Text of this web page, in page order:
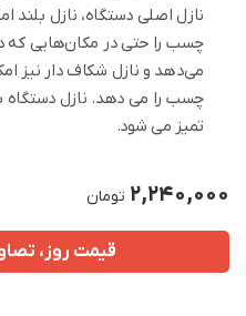
نازل اصلی دستگاه، نازل بلند
چسب را حتی در مکان‌هایی که
می‌دهد و نازل شکاف دار نیز
چسب را می دهد. نازل دستگاه
تمیز می شود.
2,240,000 تومان
قیمت روز،